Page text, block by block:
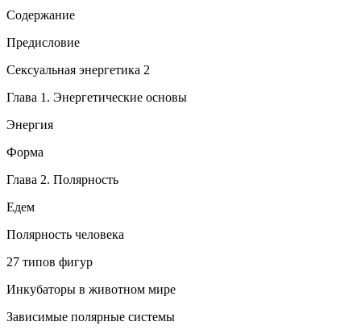
Содержание
Предисловие
Сексуальная энергетика 2
Глава 1. Энергетические основы
Энергия
Форма
Глава 2. Полярность
Едем
Полярность человека
27 типов фигур
Инкубаторы в животном мире
Зависимые полярные системы